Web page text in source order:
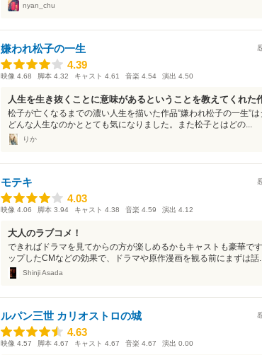
nyan_chu
嫌われ松子の一生
4.39
4.39
映像 4.68 脚本 4.32 キャスト 4.61 音楽 4.54 演出 4.50
人生を生き抜くことに意味があるということを教えてくれた
松子が亡くなるまでの濃い人生を描いた作品”嫌われ松子の一生”
どんな人生なのかととても気になりました。また松子とはどの...
りか
モテキ
4.03
4.03
映像 4.06 脚本 3.94 キャスト 4.38 音楽 4.59 演出 4.12
大人のラブコメ！
できればドラマを見てからの方が楽しめるかもキャストも豪華で
ップしたCMなどの効果で、ドラマや原作漫画を観る前にまずは話
Shinji Asada
ルパン三世 カリオストロの城
4.63
4.63
映像 4.57 脚本 4.67 キャスト 4.67 音楽 4.67 演出 0.00